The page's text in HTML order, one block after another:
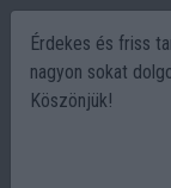
Érdekes és friss
nagyon sokat
Köszönjük!